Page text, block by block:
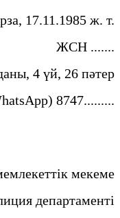
17.11.1985 ж. т.
ЖСН .......
4 үй, 26 пәтер
8747.........
мекеме
департаменті